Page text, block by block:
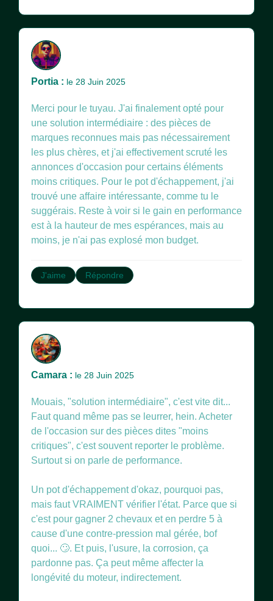
Portia : le 28 Juin 2025
Merci pour le tuyau. J'ai finalement opté pour
une solution intermédiaire : des pièces de
marques reconnues mais pas nécessairement
les plus chères, et j'ai effectivement scruté les
annonces d'occasion pour certains éléments
moins critiques. Pour le pot d'échappement, j'ai
trouvé une affaire intéressante, comme tu le
suggérais. Reste à voir si le gain en performance
est à la hauteur de mes espérances, mais au
moins, je n'ai pas explosé mon budget.
J'aime Répondre
Camara : le 28 Juin 2025
Mouais, "solution intermédiaire", c'est vite dit...
Faut quand même pas se leurrer, hein. Acheter
de l'occasion sur des pièces dites "moins
critiques", c'est souvent reporter le problème.
Surtout si on parle de performance.
Un pot d'échappement d'okaz, pourquoi pas,
mais faut VRAIMENT vérifier l'état. Parce que si
c'est pour gagner 2 chevaux et en perdre 5 à
cause d'une contre-pression mal gérée, bof
quoi... 🙄. Et puis, l'usure, la corrosion, ça
pardonne pas. Ça peut même affecter la
longévité du moteur, indirectement.